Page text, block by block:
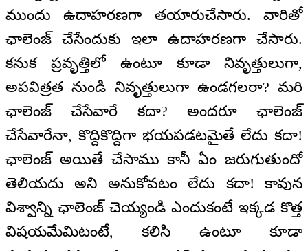
ముందు ఉదాహరణగా తయారుచేసారు. వారితో
ఛాలెంజ్ చేసేందుకు ఇలా ఉదాహరణగా చేసారు.
కనుక ప్రవృత్తిలో ఉంటూ కూడా నివృత్తులుగా,
అపవిత్రత నుండి నివృత్తులుగా ఉండగలరా? మరి
ఛాలెంజ్ చేసేవారే కదా? అందరూ ఛాలెంజ్
చేసేవారేనా, కొద్దికొద్దిగా భయపడటమైతే లేదు కదా!
ఛాలెంజ్ అయితే చేసాము కానీ ఏం జరుగుతుందో
తెలియదు అని అనుకోవటం లేదు కదా! కావున
విశ్వాన్ని ఛాలెంజ్ చెయ్యండి ఎందుకంటే ఇక్కడ కొత్త
విషయమేమిటంటే, కలిసి ఉంటూ కూడా